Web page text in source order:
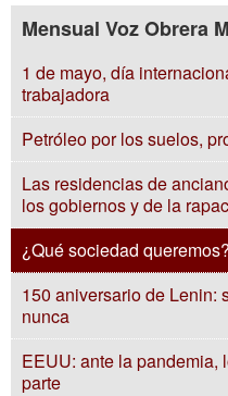
Mensual Voz Obrera
1 de mayo, día
trabajadora
Petróleo por los suelos,
Las residencias de
los gobiernos y de la
¿Qué sociedad queremos?
150 aniversario de Lenin:
nunca
EEUU: ante la pandemia,
parte